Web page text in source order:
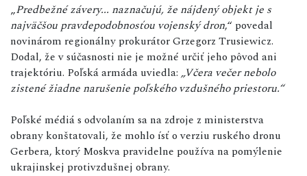
„Predbežné závery... naznačujú, že nájdený objekt je s
najväčšou pravdepodobnosťou vojenský dron,“ povedal
novinárom regionálny prokurátor Grzegorz Trusiewicz.
Dodal, že v súčasnosti nie je možné určiť jeho pôvod ani
trajektóriu. Poľská armáda uviedla: „Včera večer nebolo
zistené žiadne narušenie poľského vzdušného priestoru.“
Poľské médiá s odvolaním sa na zdroje z ministerstva
obrany konštatovali, že mohlo ísť o verziu ruského dronu
Gerbera, ktorý Moskva pravidelne používa na pomýlenie
ukrajinskej protivzdušnej obrany.